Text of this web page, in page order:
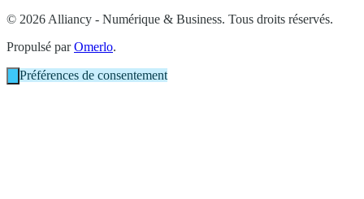
© 2026 Alliancy - Numérique & Business. Tous droits réservés.
Propulsé parOmerlo.
Préférences de consentement